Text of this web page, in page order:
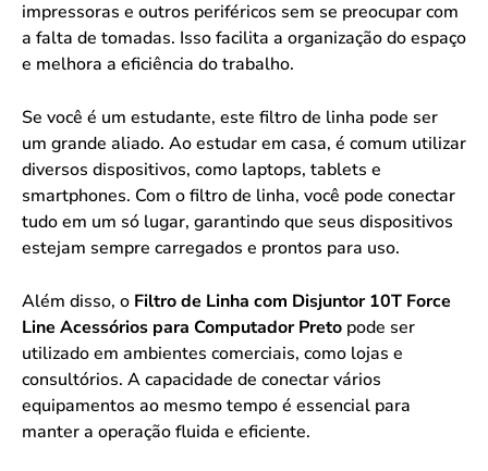
impressoras e outros periféricos sem se preocupar com
a falta de tomadas. Isso facilita a organização do espaço
e melhora a eficiência do trabalho.
Se você é um estudante, este filtro de linha pode ser
um grande aliado. Ao estudar em casa, é comum utilizar
diversos dispositivos, como laptops, tablets e
smartphones. Com o filtro de linha, você pode conectar
tudo em um só lugar, garantindo que seus dispositivos
estejam sempre carregados e prontos para uso.
Além disso, o Filtro de Linha com Disjuntor 10T Force
Line Acessórios para Computador Preto pode ser
utilizado em ambientes comerciais, como lojas e
consultórios. A capacidade de conectar vários
equipamentos ao mesmo tempo é essencial para
manter a operação fluida e eficiente.